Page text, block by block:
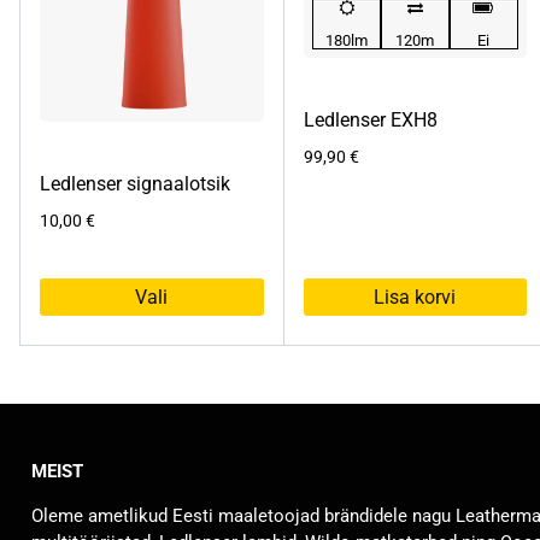
Ledlenser signaalotsik
10,00 €
Vali
Valikuid
saab
teha
180lm 120m Ei
Ledlenser EXH8
99,90 €
Lisa korvi
MEIST
Oleme ametlikud Eesti maaletoojad brändidele nagu